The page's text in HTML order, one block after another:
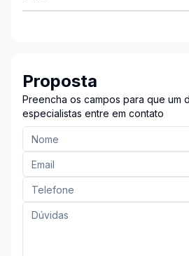
Proposta
Preencha os campos para que um
especialistas entre em contato